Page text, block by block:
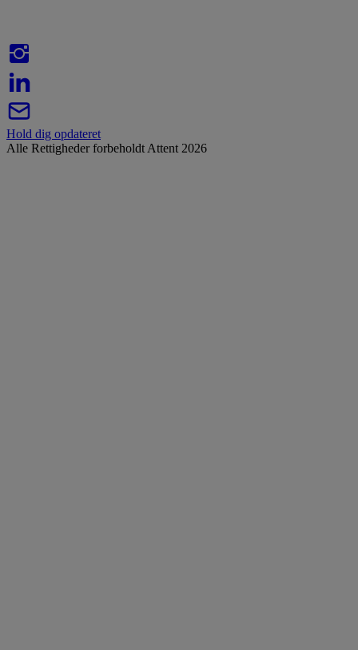
Hold dig opdateret
Alle Rettigheder forbeholdt Attent 2026